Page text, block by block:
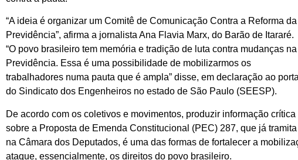
“A ideia é organizar um Comitê de Comunicação Contra a Reforma da
Previdência”, afirma a jornalista Ana Flavia Marx, do Barão de Itararé.
“O povo brasileiro tem memória e tradição de luta contra mudanças na
Previdência. Essa é uma possibilidade de mobilizarmos os
trabalhadores numa pauta que é ampla” disse, em declaração ao portal
do Sindicato dos Engenheiros no estado de São Paulo (SEESP).
De acordo com os coletivos e movimentos, produzir informação crítica
sobre a Proposta de Emenda Constitucional (PEC) 287, que já tramita
na Câmara dos Deputados, é uma das formas de fortalecer a
ataque, essencialmente, os direitos do povo brasileiro.